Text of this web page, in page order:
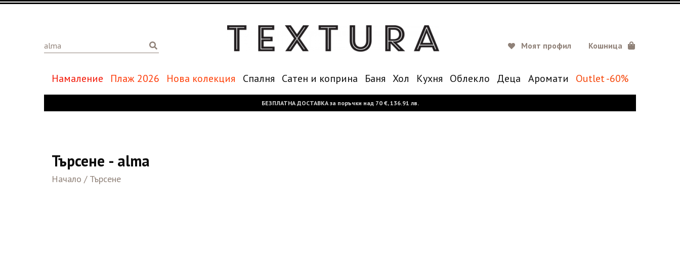
Моят профил Кошница
Намаление Плаж 2026 Нова колекция Спалня Сатен и коприна Баня Хол Кухня Oблекло Деца Аромати Outlet -60%
БЕЗПЛАТНА ДОСТАВКА за поръчки над 70 €,136.91 лв.
Търсене - alma
Начало / Търсене